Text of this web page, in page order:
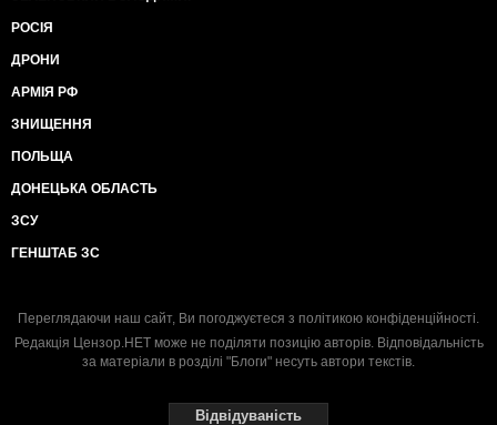
РОСІЯ
ДРОНИ
АРМІЯ РФ
ЗНИЩЕННЯ
ПОЛЬЩА
ДОНЕЦЬКА ОБЛАСТЬ
ЗСУ
ГЕНШТАБ ЗС
Переглядаючи наш сайт, Ви погоджуєтеся з політикою конфіденційності.
Редакція Цензор.НЕТ може не поділяти позицію авторів. Відповідальність
за матеріали в розділі "Блоги" несуть автори текстів.
Відвідуваність